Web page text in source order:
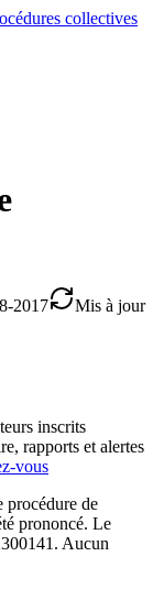
collectives
2017
Mis à jour
inscrits
rapports et alertes
vous
procédure de
prononcé. Le
Aucun